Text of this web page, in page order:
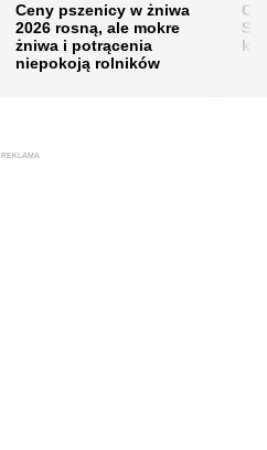
Ceny pszenicy w żniwa
2026 rosną, ale mokre
żniwa i potrącenia
niepokoją rolników
REKLAMA